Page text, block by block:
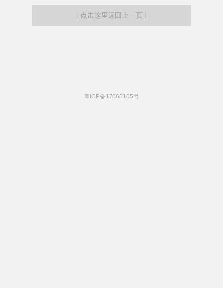
[ 点击这里返回上一页 ]
粤ICP备17068105号